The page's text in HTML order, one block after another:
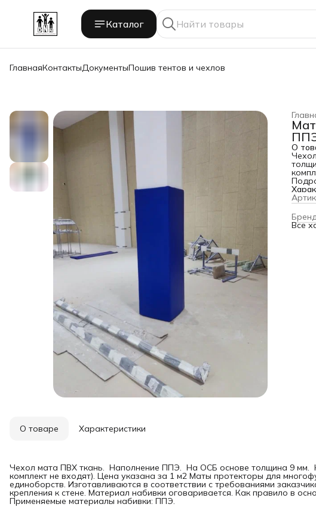
Каталог
ГлавнаяКонтактыДокументыПошив тентов и чехлов
О
для
Все
О товаре Характеристики
Чехол мата ПВХ ткань. Наполнение ППЭ. На ОСБ основе толщина 9 мм.
комплект не входят). Цена указана за 1 м2 Маты протекторы для
единоборств. Изготавливаются в соответствии с требованиями
крепления к стене. Материал набивки оговаривается. Как правило в
Применяемые материалы набивки: ППЭ.